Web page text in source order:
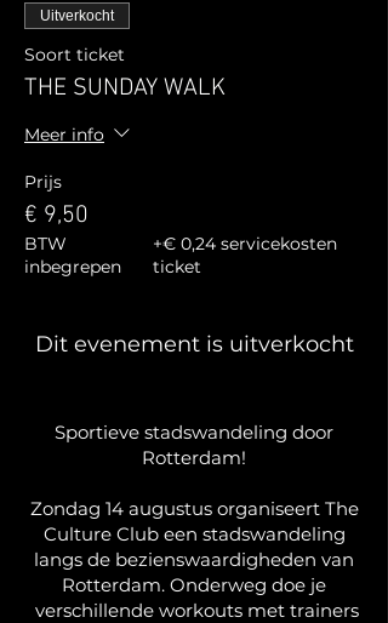
Uitverkocht
Soort ticket
THE SUNDAY WALK
Meer info
Prijs
€ 9,50
BTW
inbegrepen
+€ 0,24 servicekosten
ticket
Dit evenement is uitverkocht
Sportieve stadswandeling door
Rotterdam!
Zondag 14 augustus organiseert The
Culture Club een stadswandeling
langs de bezienswaardigheden van
Rotterdam. Onderweg doe je
verschillende workouts met trainers